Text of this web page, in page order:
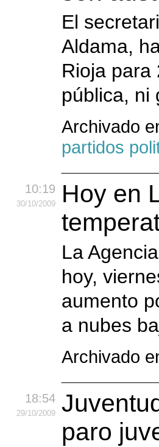
El
Aldama,
Rioja para
pública, ni
Archivado
partidos
10:19
30/10/2009
Hoy en
La
hoy,
aumento
a nubes
Archivado
18:54
29/10/2009
paro